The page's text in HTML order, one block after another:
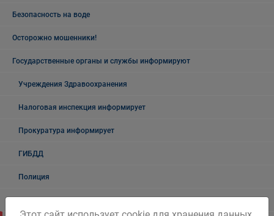
Безопасность на воде
Осторожно мошенники!
Государственные органы и службы информируют
Учреждения Здравоохранения
Налоговая инспекция информирует
Прокуратура информирует
ГИБДД
Полиция